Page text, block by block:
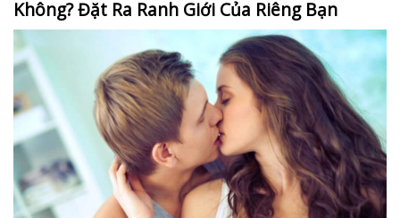
Không? Đặt Ra Ranh Giới Của Riêng Bạn